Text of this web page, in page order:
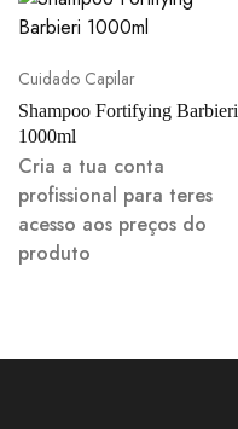
Cuidado Capilar
Shampoo Fortifying Barbieri
1000ml
Cria a tua conta
profissional para teres
acesso aos preços do
produto